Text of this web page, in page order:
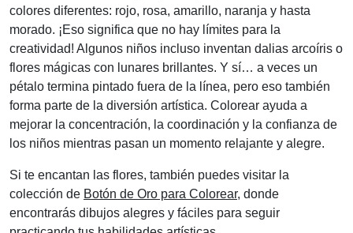
colores diferentes: rojo, rosa, amarillo, naranja y hasta
morado. ¡Eso significa que no hay límites para la
creatividad! Algunos niños incluso inventan dalias arcoíris o
flores mágicas con lunares brillantes. Y sí… a veces un
pétalo termina pintado fuera de la línea, pero eso también
forma parte de la diversión artística. Colorear ayuda a
mejorar la concentración, la coordinación y la confianza de
los niños mientras pasan un momento relajante y alegre.
Si te encantan las flores, también puedes visitar la
colección de Botón de Oro para Colorear, donde
encontrarás dibujos alegres y fáciles para seguir